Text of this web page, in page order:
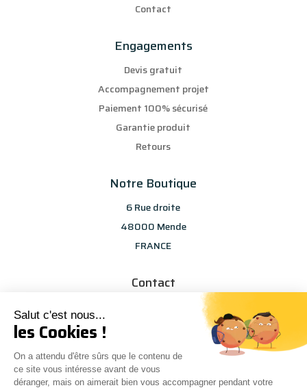
Salut c'est nous...
les Cookies !
On a attendu d'être sûrs que le contenu de
ce site vous intéresse avant de vous
déranger, mais on aimerait bien vous accompagner pendant votre
Contact
Engagements
Devis gratuit
Accompagnement projet
Paiement 100% sécurisé
Garantie produit
Retours
Notre Boutique
6 Rue droite
48000 Mende
FRANCE
Contact
info@les-selections-sandp.fr